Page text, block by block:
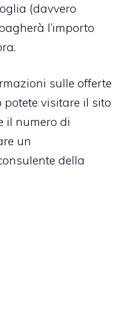
(davvero
l’importo
sulle offerte
potete visitare il sito
il numero di
un
della